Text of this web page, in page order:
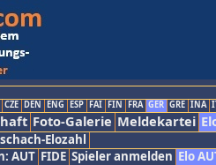
CZE DEN ENG ESP FAI FIN FRA GER GRE INA
Foto-Galerie Meldekartei
Elozahl
AUT FIDE Spieler anmelden Elo